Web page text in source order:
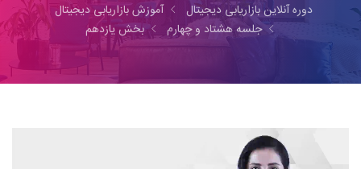
دوره آنلاین بازاریابی دیجیتال
آموزش بازاریابی دیجیتال
جلسه هشتاد و چهارم
بخش یازدهم